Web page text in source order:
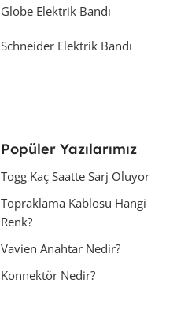
Globe Elektrik Bandı
Schneider Elektrik Bandı
Popüler Yazılarımız
Togg Kaç Saatte Sarj Oluyor
Topraklama Kablosu Hangi
Renk?
Vavien Anahtar Nedir?
Konnektör Nedir?